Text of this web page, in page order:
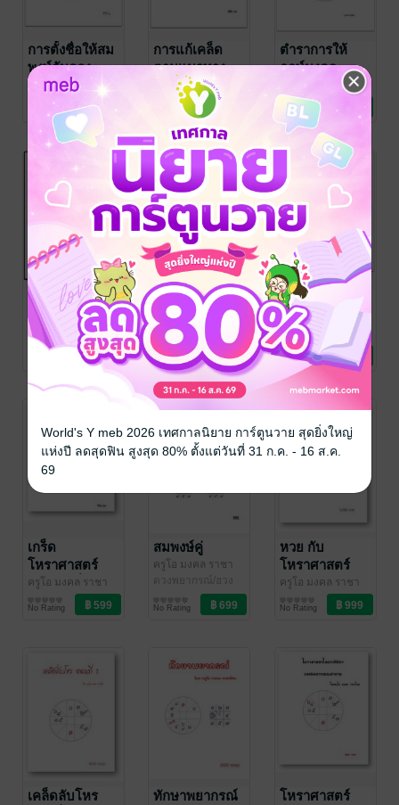
การตั้งชื่อให้สม
พงษ์กับดวง
ชะตา
ครูโอ มงคล ราชา
/ บุษกรจันทร์
ดวงพยากรณ์/ฮวง
จุ้ย/โหราศาสตร์
No Rating
การแก้เคล็ด
ตามแนวทาง
ของดวงดาว
และ การไหว้
พระเสริมดวง
ครูโอ มงคล ราชา
/ บุษกรจันทร์
ดวงพยากรณ์/ฮวง
จุ้ย/โหราศาสตร์
No Rating
ตำราการให้
ฤกษ์มงคล
ครูโอ มงคล ราชา
โชค/ บุษกรจันทร์
ดวงพยากรณ์/ฮวง
จุ้ย/โหราศาสตร์
No Rating
การพยากรณ์
ดวงชะตาผสม
การใช้หมวด
ฤกษ์
ครูโอ มงคล ราชา
โชค/ บุษกรจันทร์
ดวงพยากรณ์/ฮวง
จุ้ย/โหราศาสตร์
สูตรสำเร็จการ
ทำนายดวงจร
ครูโอ มงคล ราชา
โชค
/ บุษกรจันทร์
ดวงพยากรณ์/ฮวง
จุ้ย/โหราศาสตร์
No Rating
เกร็ด
โหราศาสตร์
ไทย ชุดที่ 2
ครูโอ มงคล ราชา
โชค/ บุษกรจันทร์
ดวงพยากรณ์/ฮวง
จุ้ย/โหราศาสตร์
No Rating
เกร็ด
โหราศาสตร์
ไทย ชุดที่ 1
ครูโอ มงคล ราชา
/ บุษกรจันทร์
ดวงพยากรณ์/ฮวง
จุ้ย/โหราศาสตร์
No Rating
สมพงษ์คู่
ครูโอ มงคล ราชา
โชค / บุษกรจันทร์
ดวงพยากรณ์/ฮวง
จุ้ย/โหราศาสตร์
No Rating
หวย กับ
โหราศาสตร์
ครูโอ มงคล ราชา
/ บุษกรจันทร์
ดวงพยากรณ์/ฮวง
จุ้ย/โหราศาสตร์
No Rating
เคล็ดลับโหร
ทักษาพยากรณ์
โหราศาสตร์
World's Y meb 2026 เทศกาลนิยาย การ์ตูนวาย สุดยิ่งใหญ่
แห่งปี ลดสุดฟิน สูงสุด 80% ตั้งแต่วันที่ 31 ก.ค. - 16 ส.ค.
69